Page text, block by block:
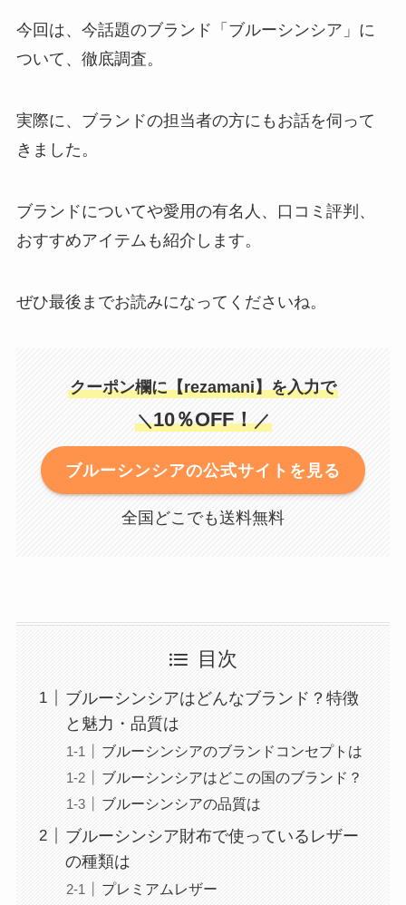
今回は、今話題のブランド「ブルーシンシア」に
ついて、徹底調査。
実際に、ブランドの担当者の方にもお話を伺って
きました。
ブランドについてや愛用の有名人、口コミ評判、
おすすめアイテムも紹介します。
ぜひ最後までお読みになってくださいね。
クーポン欄に【rezamani】を入力で
＼10％OFF！／
ブルーシンシアの公式サイトを見る
全国どこでも送料無料
目次
ブルーシンシアはどんなブランド？特徴
と魅力・品質は
ブルーシンシアのブランドコンセプトは
ブルーシンシアはどこの国のブランド？
ブルーシンシアの品質は
ブルーシンシア財布で使っているレザー
の種類は
プレミアムレザー